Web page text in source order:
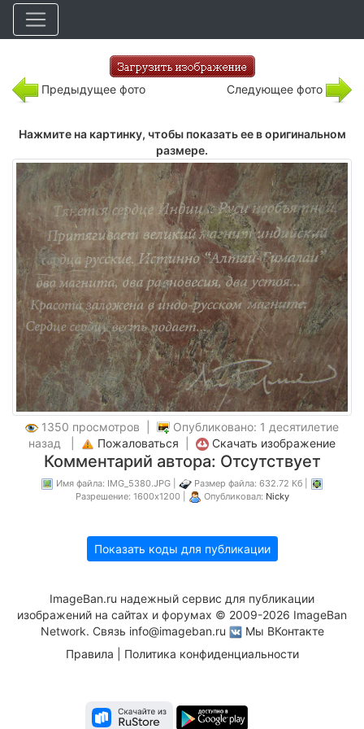
Предыдущее фото Следующее фото
Нажмите на картинку, чтобы показать ее в оригинальном
размере.
1350 просмотров |
Опубликовано: 1 десятилетие
назад |
Пожаловаться Скачать изображение
Комментарий автора: Отсутствует
Имя файла: IMG_5380.JPG |
Размер файла: 632.72 Кб |
Разрешение: 1600x1200 |
Опубликовал: Nicky
Показать коды для публикации
ImageBan.ru надежный сервис для публикации
изображений на сайтах и форумах © 2009-2026 ImageBan
Network. Связь info@imageban.ru
Мы ВКонтакте
Правила
Политика конфиденциальности